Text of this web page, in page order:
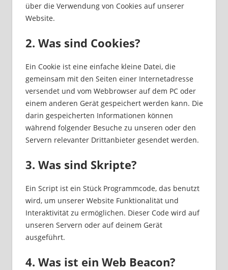
über die Verwendung von Cookies auf unserer
Website.
2. Was sind Cookies?
Ein Cookie ist eine einfache kleine Datei, die
gemeinsam mit den Seiten einer Internetadresse
versendet und vom Webbrowser auf dem PC oder
einem anderen Gerät gespeichert werden kann. Die
darin gespeicherten Informationen können
während folgender Besuche zu unseren oder den
Servern relevanter Drittanbieter gesendet werden.
3. Was sind Skripte?
Ein Script ist ein Stück Programmcode, das benutzt
wird, um unserer Website Funktionalität und
Interaktivität zu ermöglichen. Dieser Code wird auf
unseren Servern oder auf deinem Gerät
ausgeführt.
4. Was ist ein Web Beacon?